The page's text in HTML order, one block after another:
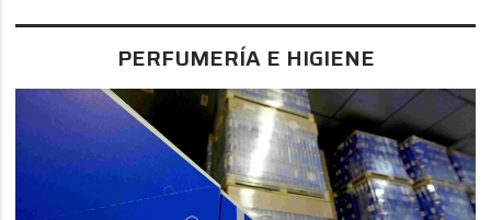
PERFUMERÍA E HIGIENE